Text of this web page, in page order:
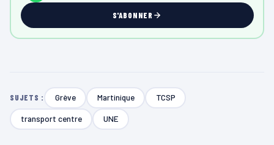
S'ABONNER
SUJETS : Grève Martinique TCSP
transport centre UNE